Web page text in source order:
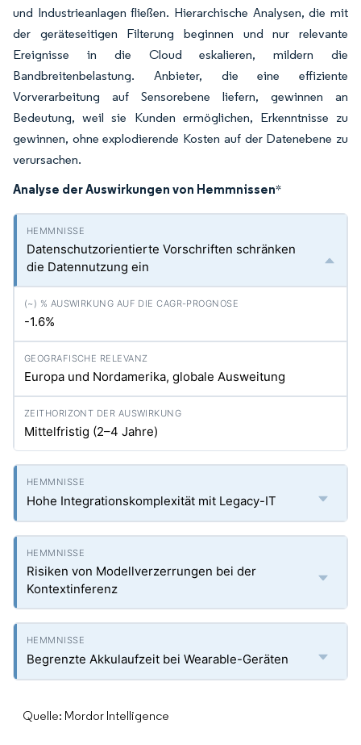
und Industrieanlagen fließen. Hierarchische Analysen, die mit
der geräteseitigen Filterung beginnen und nur relevante
Ereignisse in die Cloud eskalieren, mildern die
Bandbreitenbelastung. Anbieter, die eine effiziente
Vorverarbeitung auf Sensorebene liefern, gewinnen an
Bedeutung, weil sie Kunden ermöglichen, Erkenntnisse zu
gewinnen, ohne explodierende Kosten auf der Datenebene zu
verursachen.
Analyse der Auswirkungen von Hemmnissen*
Datenschutzorientierte Vorschriften schränken
die Datennutzung ein
-1.6%
Europa und Nordamerika, globale Ausweitung
Mittelfristig (2–4 Jahre)
Hohe Integrationskomplexität mit Legacy-IT
Risiken von Modellverzerrungen bei der
Kontextinferenz
Begrenzte Akkulaufzeit bei Wearable-Geräten
Quelle: Mordor Intelligence